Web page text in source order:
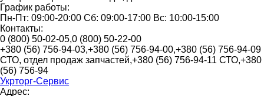
График работы:
Пн-Пт: 09:00-20:00 Сб: 09:00-17:00 Вс: 10:00-15:00
Контакты:
0 (800) 50-02-05,0 (800) 50-22-00
+380 (56) 756-94-03,+380 (56) 756-94-00,+380 (56) 756-94-09
СТО, отдел продаж запчастей,+380 (56) 756-94-11 СТО,+380
(56) 756-94
Укрторг-Сервис
Адрес: